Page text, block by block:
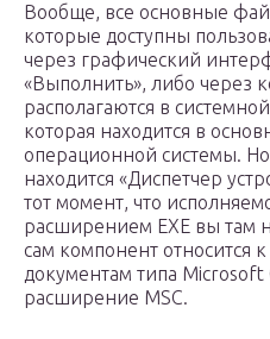
Вообще, все основные
которые доступны
через графический
«Выполнить», либо через
располагаются в
которая находится в
операционной системы.
находится «Диспетчер
тот момент, что
расширением EXE вы там
сам компонент относится
документам типа
расширение MSC.